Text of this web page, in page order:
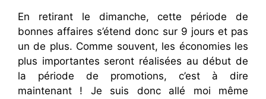
En retirant le dimanche, cette période de
bonnes affaires s’étend donc sur 9 jours et pas
un de plus. Comme souvent, les économies les
plus importantes seront réalisées au début de
la période de promotions, c’est à dire
maintenant ! Je suis donc allé moi même